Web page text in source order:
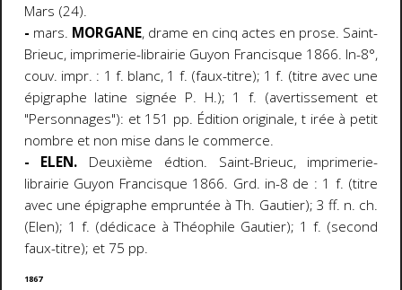
Mars (24).
- mars. MORGANE, drame en cinq actes en prose. Saint-
Brieuc, imprimerie-librairie Guyon Francisque 1866. In-8°,
couv. impr. : 1 f. blanc, 1 f. (faux-titre); 1 f. (titre avec une
épigraphe latine signée P. H.); 1 f. (avertissement et
"Personnages"): et 151 pp. Édition originale, t irée à petit
nombre et non mise dans le commerce.
- ELEN.
Deuxième édtion. Saint-Brieuc, imprimerie-
librairie Guyon Francisque 1866. Grd. in-8 de : 1 f. (titre
avec une épigraphe empruntée à Th. Gautier); 3 ff. n. ch.
(Elen); 1 f. (dédicace à Théophile Gautier); 1 f. (second
faux-titre); et 75 pp.
1867